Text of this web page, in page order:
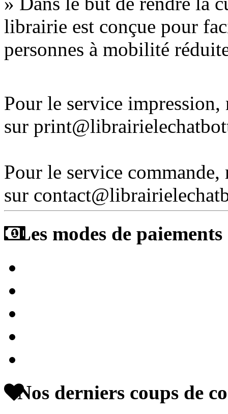
librairie est conçue pour
personnes à mobilité
Pour le service
sur
Pour le service
sur
Les modes de
Nos derniers coups de